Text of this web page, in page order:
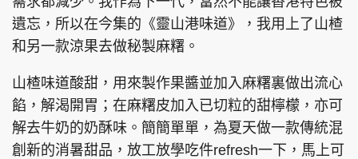
聯絡我們 版權及免責聲明
遺忘，所以在今集的《靈山港味道》，我用上了山楂
和另一款涼果去做秘製麻糬。
山楂味道酸甜，用來製作果醬並加入麻糬裏做出流心
餡，解渴開胃；在麻糬皮加入已切粒的甜檸檬，亦可
解去牛奶的奶酥味。簡簡單單，為夏天做一款傳統混
創新的消暑甜品，放工放學吃件refresh一下，馬上可